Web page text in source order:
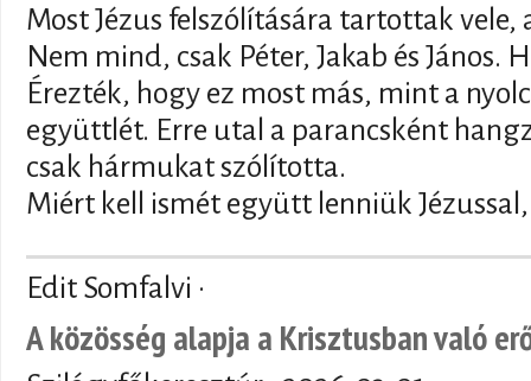
Most Jézus felszólítására tartottak
Nem mind, csak Péter, Jakab és János.
Érezték, hogy ez most más, mint a
együttlét. Erre utal a parancsként
csak hármukat szólította.
Miért kell ismét együtt lenniük
Edit Somfalvi ·
A közösség alapja a Krisztusban való